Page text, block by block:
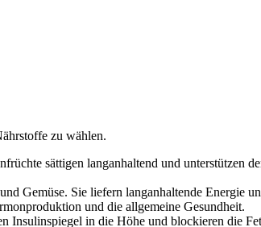
zu wählen.
sättigen langanhaltend und unterstützen
Gemüse. Sie liefern langanhaltende Energie
und die allgemeine Gesundheit.
Insulinspiegel in die Höhe und blockieren die